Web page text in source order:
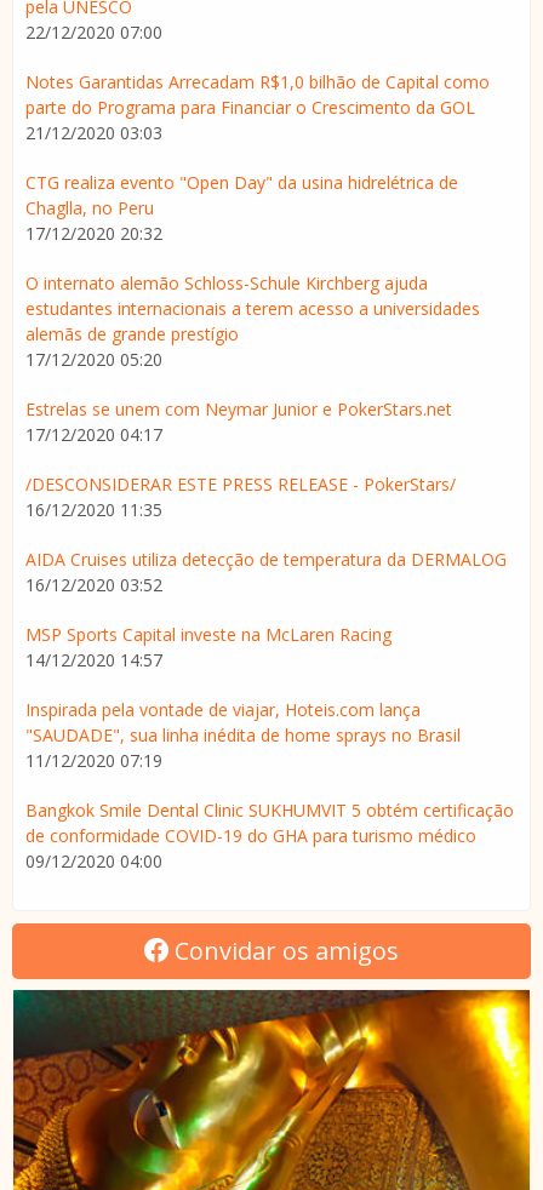
pela UNESCO
22/12/2020 07:00
Notes Garantidas Arrecadam R$1,0 bilhão de Capital como
parte do Programa para Financiar o Crescimento da GOL
21/12/2020 03:03
CTG realiza evento "Open Day" da usina hidrelétrica de
Chaglla, no Peru
17/12/2020 20:32
O internato alemão Schloss-Schule Kirchberg ajuda
estudantes internacionais a terem acesso a universidades
alemãs de grande prestígio
17/12/2020 05:20
Estrelas se unem com Neymar Junior e PokerStars.net
17/12/2020 04:17
/DESCONSIDERAR ESTE PRESS RELEASE - PokerStars/
16/12/2020 11:35
AIDA Cruises utiliza detecção de temperatura da DERMALOG
16/12/2020 03:52
MSP Sports Capital investe na McLaren Racing
14/12/2020 14:57
Inspirada pela vontade de viajar, Hoteis.com lança
"SAUDADE", sua linha inédita de home sprays no Brasil
11/12/2020 07:19
Bangkok Smile Dental Clinic SUKHUMVIT 5 obtém certificação
de conformidade COVID-19 do GHA para turismo médico
09/12/2020 04:00
Convidar os amigos